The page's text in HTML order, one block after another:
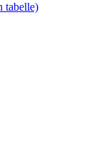
tabelle)